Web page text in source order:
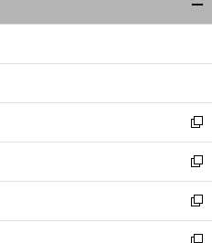
ィ
ン
ウ
開
く
新
し
い
ウ
ィ
ン
新
し
い
ウ
新
し